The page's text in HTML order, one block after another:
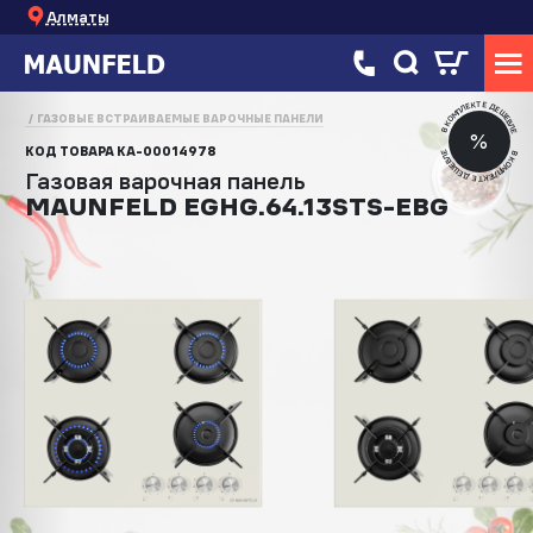
Алматы
%
В КОМПЛЕКТЕ ДЕШЕВЛЕ
В КОМПЛЕКТЕ ДЕШЕВЛЕ
ГАЗОВЫЕ ВСТРАИВАЕМЫЕ ВАРОЧНЫЕ ПАНЕЛИ
КОД ТОВАРА КА-00014978
Газовая варочная панель
MAUNFELD EGHG.64.13STS-EBG